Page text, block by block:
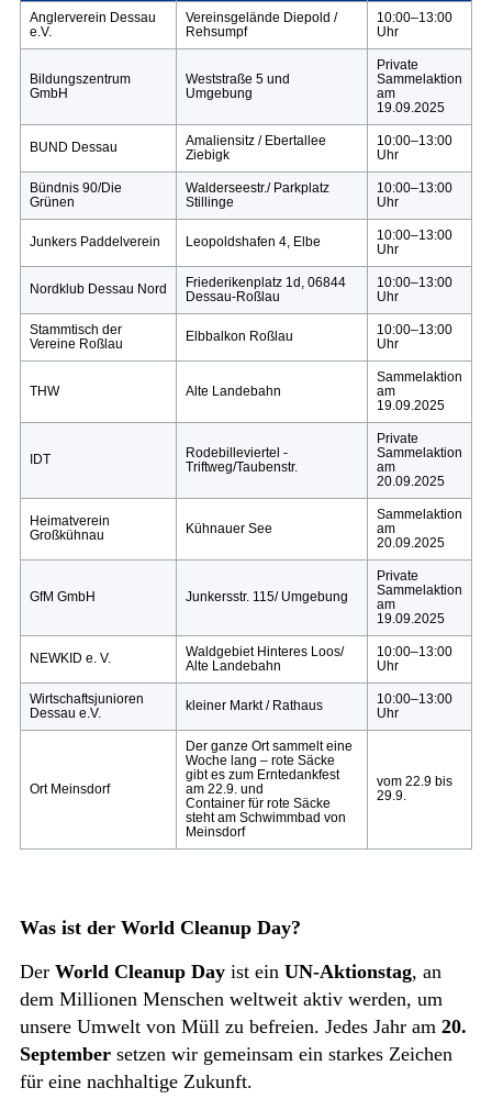
Anglerverein Dessau
e.V.
Vereinsgelände Diepold /
Rehsumpf
10:00–13:00
Uhr
Bildungszentrum
GmbH
Weststraße 5 und
Umgebung
Private
Sammelaktion
am
19.09.2025
BUND Dessau
Amaliensitz / Ebertallee
Ziebigk
10:00–13:00
Uhr
Bündnis 90/Die
Grünen
Walderseestr./ Parkplatz
Stillinge
10:00–13:00
Uhr
Junkers Paddelverein Leopoldshafen 4, Elbe
10:00–13:00
Uhr
Nordklub Dessau Nord
Friederikenplatz 1d, 06844
Dessau-Roßlau
10:00–13:00
Uhr
Stammtisch der
Vereine Roßlau
Elbbalkon Roßlau
10:00–13:00
Uhr
THW Alte Landebahn
Sammelaktion
am
19.09.2025
IDT
Rodebilleviertel -
Triftweg/Taubenstr.
Private
Sammelaktion
am
20.09.2025
Heimatverein
Großkühnau
Kühnauer See
Sammelaktion
am
20.09.2025
GfM GmbH Junkersstr. 115/ Umgebung
Private
Sammelaktion
am
19.09.2025
NEWKID e. V.
Waldgebiet Hinteres Loos/
Alte Landebahn
10:00–13:00
Uhr
Wirtschaftsjunioren
Dessau e.V.
kleiner Markt / Rathaus
10:00–13:00
Uhr
Ort Meinsdorf
Der ganze Ort sammelt eine
Woche lang – rote Säcke
gibt es zum Erntedankfest
am 22.9. und
Container für rote Säcke
steht am Schwimmbad von
Meinsdorf
vom 22.9 bis
29.9.
Was ist der World Cleanup Day?
Der World Cleanup Day ist ein UN-Aktionstag, an
dem Millionen Menschen weltweit aktiv werden, um
unsere Umwelt von Müll zu befreien. Jedes Jahr am 20.
September setzen wir gemeinsam ein starkes Zeichen
für eine nachhaltige Zukunft.